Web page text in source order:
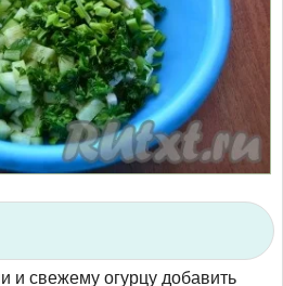
и свежему огурцу добавить